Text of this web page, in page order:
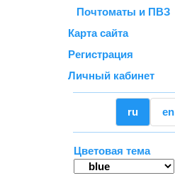
Почтоматы и ПВЗ
Карта сайта
Регистрация
Личный кабинет
ru en
Цветовая тема